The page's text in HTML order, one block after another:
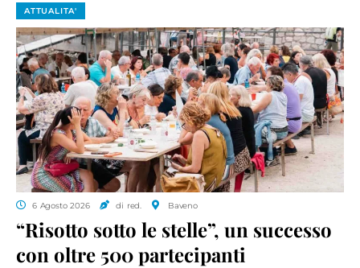
ATTUALITA'
6 Agosto 2026 di red. Baveno
“Risotto sotto le stelle”, un successo
con oltre 500 partecipanti